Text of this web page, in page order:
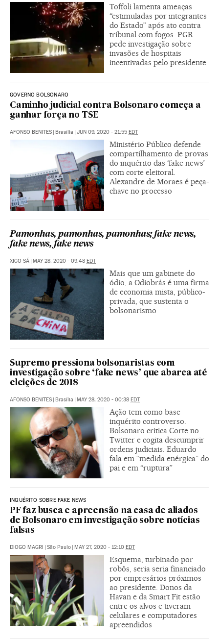
Toffoli lamenta ameaças
“estimuladas por integrantes
do Estado” após ato contra
tribunal com fogos. PGR
pede investigação sobre
invasões de hospitais
incentivadas pelo presidente
GOVERNO BOLSONARO
Caminho judicial contra Bolsonaro começa a
ganhar força no TSE
AFONSO BENITES | Brasília | JUN 09, 2020 - 21:55 EDT
Ministério Público defende
compartilhamento de provas
do inquérito das ‘fake news’
com corte eleitoral.
Alexandre de Moraes é peça-
chave no processo
Pamonhas, pamonhas, pamonhas; fake news,
fake news, fake news
XICO SÁ | MAY 28, 2020 - 09:48 EDT
Mais que um gabinete do
ódio, a Odiobrás é uma firma
de economia mista, público-
privada, que sustenta o
bolsonarismo
Supremo pressiona bolsonaristas com
investigação sobre ‘fake news’ que abarca até
eleições de 2018
AFONSO BENITES | Brasília | MAY 28, 2020 - 00:38 EDT
Ação tem como base
inquérito controverso.
Bolsonaro critica Corte no
Twitter e cogita descumprir
ordens judiciais. Eduardo
fala em “medida enérgica” do
pai e em “ruptura”
INQUÉRITO SOBRE FAKE NEWS
PF faz busca e apreensão na casa de aliados
de Bolsonaro em investigação sobre notícias
falsas
DIOGO MAGRI | São Paulo | MAY 27, 2020 - 12:10 EDT
Esquema, turbinado por
robôs, seria seria financiado
por empresários próximos
ao presidente. Donos da
Havan e da Smart Fit estão
entre os alvos e tiveram
celulares e computadores
apreendidos